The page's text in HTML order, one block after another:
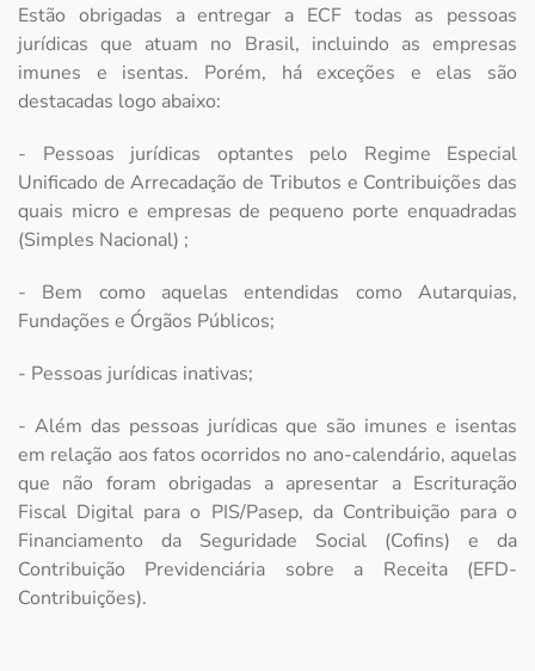
Estão obrigadas a entregar a ECF todas as pessoas
jurídicas que atuam no Brasil, incluindo as empresas
imunes e isentas. Porém, há exceções e elas são
destacadas logo abaixo:
- Pessoas jurídicas optantes pelo Regime Especial
Unificado de Arrecadação de Tributos e Contribuições das
quais micro e empresas de pequeno porte enquadradas
(Simples Nacional) ;
- Bem como aquelas entendidas como Autarquias,
Fundações e Órgãos Públicos;
- Pessoas jurídicas inativas;
- Além das pessoas jurídicas que são imunes e isentas
em relação aos fatos ocorridos no ano-calendário, aquelas
que não foram obrigadas a apresentar a Escrituração
Fiscal Digital para o PIS/Pasep, da Contribuição para o
Financiamento da Seguridade Social (Cofins) e da
Contribuição Previdenciária sobre a Receita (EFD-
Contribuições).